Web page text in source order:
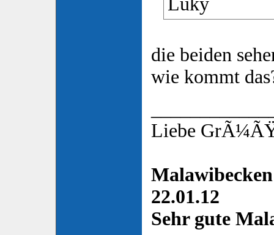
die beiden
wie kommt
Liebe
22.01.12
Sehr gute